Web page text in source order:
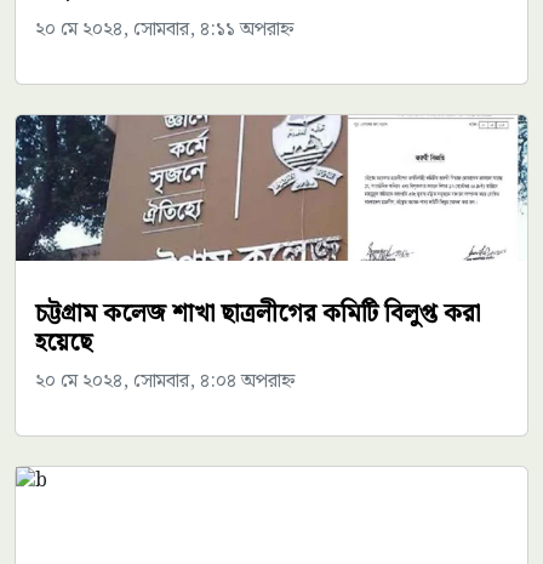
২০ মে ২০২৪, সোমবার, ৪:১১ অপরাহ্ন
চট্টগ্রাম কলেজ শাখা ছাত্রলীগের কমিটি বিলুপ্ত করা
হয়েছে
২০ মে ২০২৪, সোমবার, ৪:০৪ অপরাহ্ন